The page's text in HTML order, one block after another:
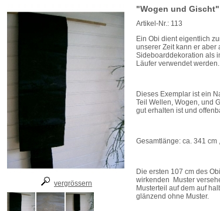
vergrössern
"Wogen und Gischt"
Artikel-Nr.: 113
Ein Obi dient eigentlich
unserer Zeit kann er aber
Sideboarddekoration als
Läufer verwendet werden.
Dieses Exemplar ist ein
Teil Wellen, Wogen, und
gut erhalten ist und
Gesamtlänge: ca. 341 cm
Die ersten 107 cm des
wirkenden Muster
Musterteil auf dem auf
glänzend ohne Muster.